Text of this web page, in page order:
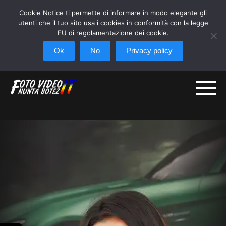
Pentru toate pachetele Foto +
Video se acorda o reducere de 10%.
Oferta este limitata.
CLICK HERE!
Cookie Notice ti permette di informare in modo elegante gli
utenti che il tuo sito usa i cookies in conformità con la legge
EU di regolamentazione dei cookie.
Ok No Privacy policy